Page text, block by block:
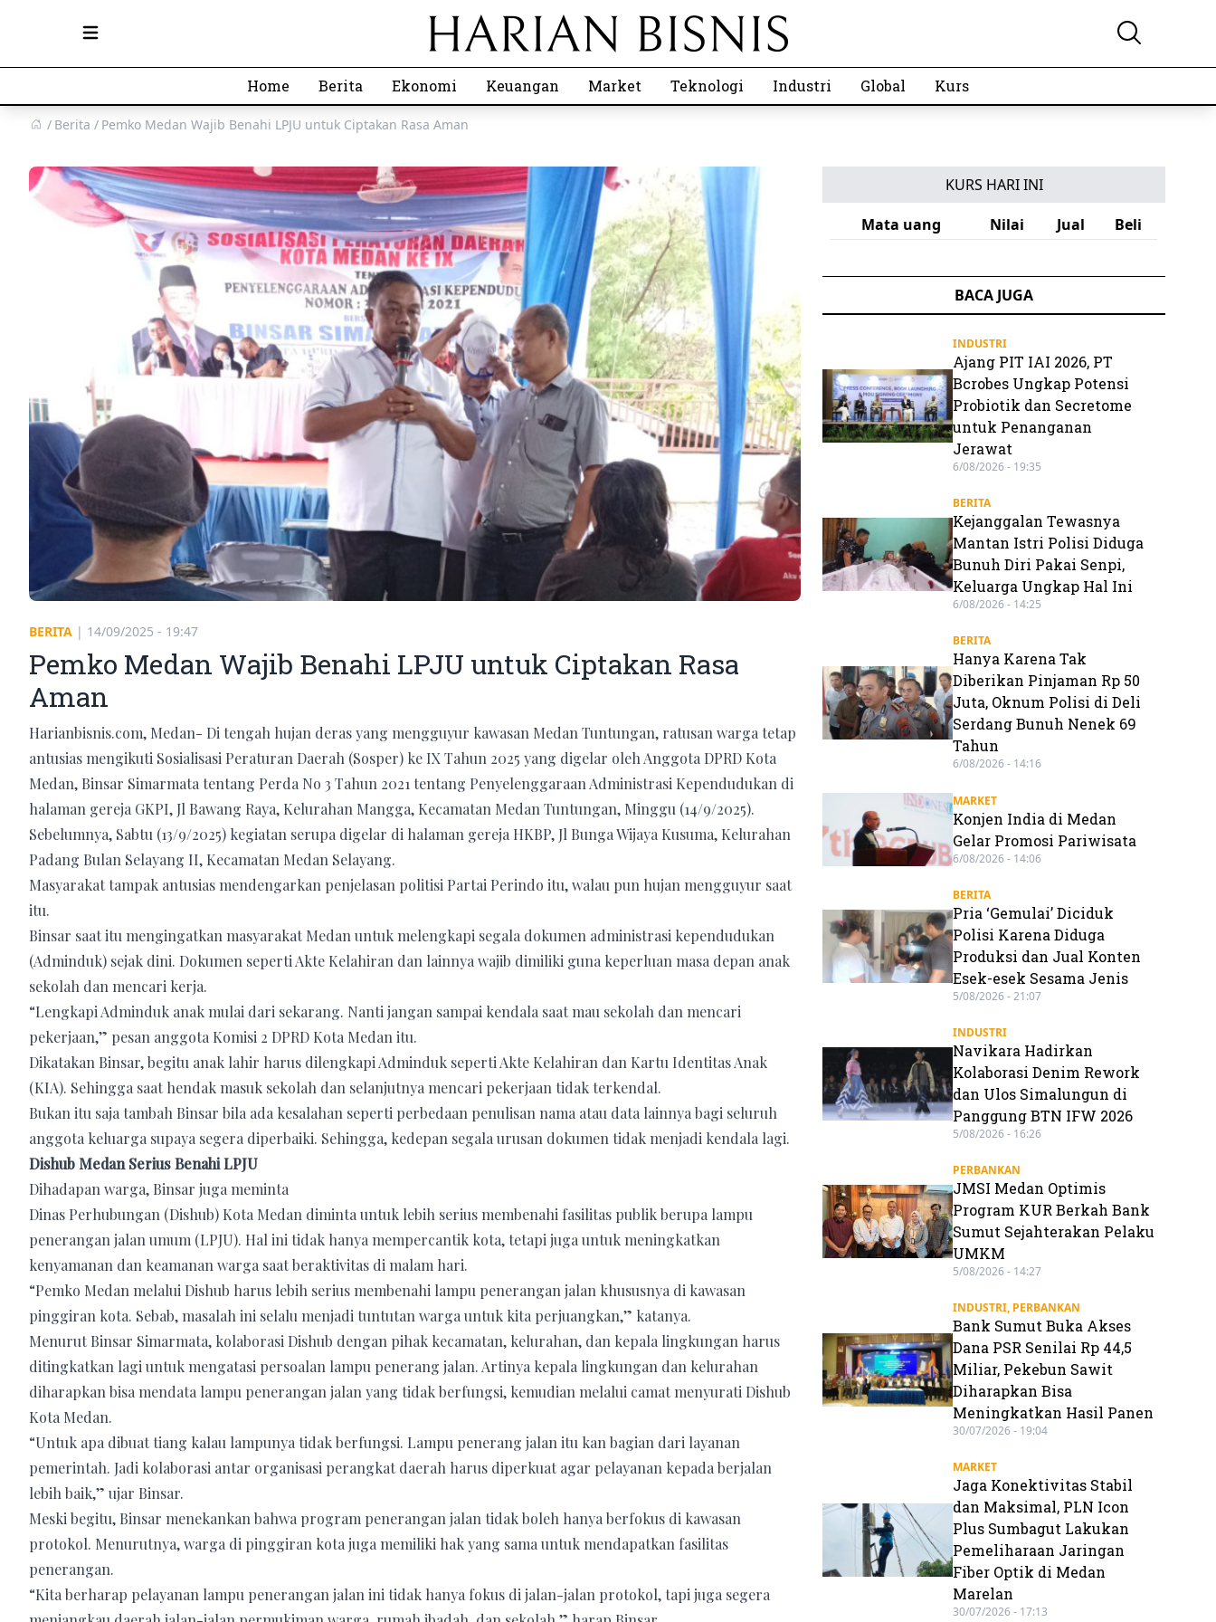
Open main menu
Home Berita Ekonomi Keuangan Market Teknologi Industri Global Kurs
Berita Pemko Medan Wajib Benahi LPJU untuk Ciptakan Rasa Aman
BERITA | 14/09/2025 - 19:47
Pemko Medan Wajib Benahi LPJU untuk Ciptakan Rasa
Aman
Harianbisnis.com, Medan- Di tengah hujan deras yang mengguyur kawasan Medan Tuntungan, ratusan warga tetap
antusias mengikuti Sosialisasi Peraturan Daerah (Sosper) ke IX Tahun 2025 yang digelar oleh Anggota DPRD Kota
Medan, Binsar Simarmata tentang Perda No 3 Tahun 2021 tentang Penyelenggaraan Administrasi Kependudukan di
halaman gereja GKPI, Jl Bawang Raya, Kelurahan Mangga, Kecamatan Medan Tuntungan, Minggu (14/9/2025).
Sebelumnya, Sabtu (13/9/2025) kegiatan serupa digelar di halaman gereja HKBP, Jl Bunga Wijaya Kusuma, Kelurahan
Padang Bulan Selayang II, Kecamatan Medan Selayang.
Masyarakat tampak antusias mendengarkan penjelasan politisi Partai Perindo itu, walau pun hujan mengguyur saat
itu.
Binsar saat itu mengingatkan masyarakat Medan untuk melengkapi segala dokumen administrasi kependudukan
(Adminduk) sejak dini. Dokumen seperti Akte Kelahiran dan lainnya wajib dimiliki guna keperluan masa depan anak
sekolah dan mencari kerja.
“Lengkapi Adminduk anak mulai dari sekarang. Nanti jangan sampai kendala saat mau sekolah dan mencari
pekerjaan,” pesan anggota Komisi 2 DPRD Kota Medan itu.
Dikatakan Binsar, begitu anak lahir harus dilengkapi Adminduk seperti Akte Kelahiran dan Kartu Identitas Anak
(KIA). Sehingga saat hendak masuk sekolah dan selanjutnya mencari pekerjaan tidak terkendal.
Bukan itu saja tambah Binsar bila ada kesalahan seperti perbedaan penulisan nama atau data lainnya bagi seluruh
anggota keluarga supaya segera diperbaiki. Sehingga, kedepan segala urusan dokumen tidak menjadi kendala lagi.
Dishub Medan Serius Benahi LPJU
Dihadapan warga, Binsar juga meminta
Dinas Perhubungan (Dishub) Kota Medan diminta untuk lebih serius membenahi fasilitas publik berupa lampu
penerangan jalan umum (LPJU). Hal ini tidak hanya mempercantik kota, tetapi juga untuk meningkatkan
kenyamanan dan keamanan warga saat beraktivitas di malam hari.
“Pemko Medan melalui Dishub harus lebih serius membenahi lampu penerangan jalan khususnya di kawasan
pinggiran kota. Sebab, masalah ini selalu menjadi tuntutan warga untuk kita perjuangkan,” katanya.
Menurut Binsar Simarmata, kolaborasi Dishub dengan pihak kecamatan, kelurahan, dan kepala lingkungan harus
ditingkatkan lagi untuk mengatasi persoalan lampu penerang jalan. Artinya kepala lingkungan dan kelurahan
diharapkan bisa mendata lampu penerangan jalan yang tidak berfungsi, kemudian melalui camat menyurati Dishub
Kota Medan.
“Untuk apa dibuat tiang kalau lampunya tidak berfungsi. Lampu penerang jalan itu kan bagian dari layanan
pemerintah. Jadi kolaborasi antar organisasi perangkat daerah harus diperkuat agar pelayanan kepada berjalan
lebih baik,” ujar Binsar.
Meski begitu, Binsar menekankan bahwa program penerangan jalan tidak boleh hanya berfokus di kawasan
protokol. Menurutnya, warga di pinggiran kota juga memiliki hak yang sama untuk mendapatkan fasilitas
penerangan.
“Kita berharap pelayanan lampu penerangan jalan ini tidak hanya fokus di jalan-jalan protokol, tapi juga segera
KURS HARI INI
Mata uang
Nilai Jual Beli
BACA JUGA
INDUSTRI
Ajang PIT IAI 2026, PT
Bcrobes Ungkap Potensi
Probiotik dan Secretome
untuk Penanganan
Jerawat
6/08/2026 - 19:35
BERITA
Kejanggalan Tewasnya
Mantan Istri Polisi Diduga
Bunuh Diri Pakai Senpi,
Keluarga Ungkap Hal Ini
6/08/2026 - 14:25
BERITA
Hanya Karena Tak
Diberikan Pinjaman Rp 50
Juta, Oknum Polisi di Deli
Serdang Bunuh Nenek 69
Tahun
6/08/2026 - 14:16
MARKET
Konjen India di Medan
Gelar Promosi Pariwisata
6/08/2026 - 14:06
BERITA
Pria ‘Gemulai’ Diciduk
Polisi Karena Diduga
Produksi dan Jual Konten
Esek-esek Sesama Jenis
5/08/2026 - 21:07
INDUSTRI
Navikara Hadirkan
Kolaborasi Denim Rework
dan Ulos Simalungun di
Panggung BTN IFW 2026
5/08/2026 - 16:26
PERBANKAN
JMSI Medan Optimis
Program KUR Berkah Bank
Sumut Sejahterakan Pelaku
UMKM
5/08/2026 - 14:27
INDUSTRI, PERBANKAN
Bank Sumut Buka Akses
Dana PSR Senilai Rp 44,5
Miliar, Pekebun Sawit
Diharapkan Bisa
Meningkatkan Hasil Panen
30/07/2026 - 19:04
MARKET
Jaga Konektivitas Stabil
dan Maksimal, PLN Icon
Plus Sumbagut Lakukan
Pemeliharaan Jaringan
Fiber Optik di Medan
Marelan
30/07/2026 - 17:13